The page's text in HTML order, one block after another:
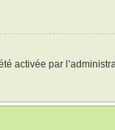
activée par